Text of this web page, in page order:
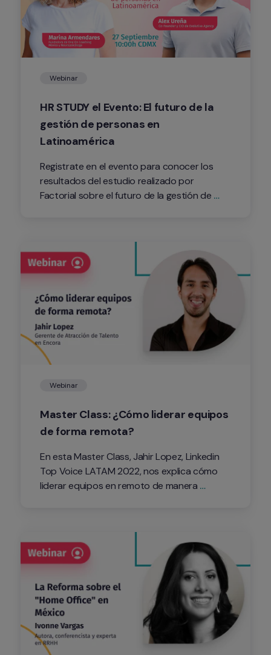
Webinar
HR STUDY el Evento: El futuro de la
gestión de personas en
Latinoamérica
Registrate en el evento para conocer los
resultados del estudio realizado por
Factorial sobre el futuro de la gestión de
Webinar
Master Class: ¿Cómo liderar equipos
de forma remota?
En esta Master Class, Jahir Lopez, Linkedin
Top Voice LATAM 2022, nos explica cómo
liderar equipos en remoto de manera
que trabajan desde casa.